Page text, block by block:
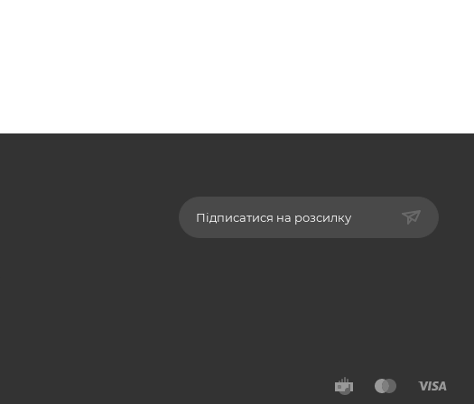
Підписатися на розсилку